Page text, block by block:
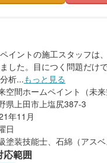
イントの施工スタッフは
した。目につく問題だけ
析...もっと見る
空間ホームペイント（未来
県上田市上塩尻387-3
年11月
日
塗装技能士、石綿（アス
応範囲